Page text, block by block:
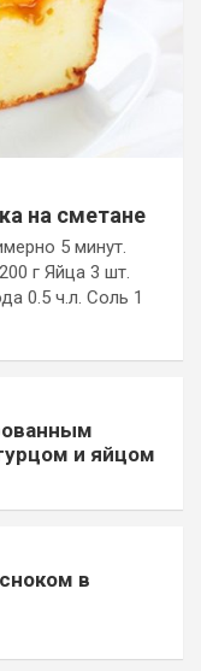
на сметане
5 минут.
г Яйца 3 шт.
0.5 ч.л. Соль 1
и яйцом
в